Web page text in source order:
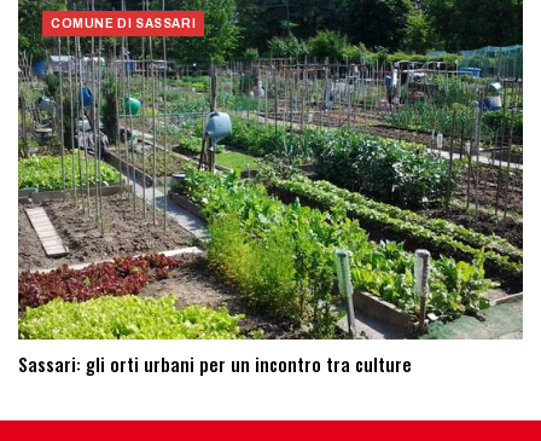
COMUNE DI SASSARI
Sassari: ​gli orti urbani per un incontro tra culture